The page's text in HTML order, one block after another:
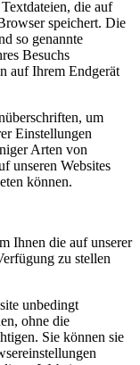
die auf
speichert. Die
so genannte
Besuchs
auf Ihrem Endgerät
um
Einstellungen
Arten von
unseren Websites
können.
Ihnen die auf unserer
zu stellen
unbedingt
ohne die
Sie können sie